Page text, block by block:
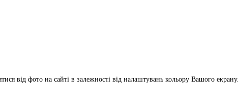
від фото на сайті в залежності від налаштувань кольору Вашого екрану.